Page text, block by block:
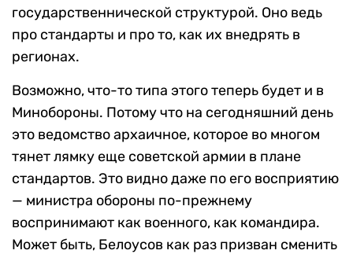
государственнической структурой. Оно ведь
про стандарты и про то, как их внедрять в
регионах.
Возможно, что-то типа этого теперь будет и в
Минобороны. Потому что на сегодняшний день
это ведомство архаичное, которое во многом
тянет лямку еще советской армии в плане
стандартов. Это видно даже по его восприятию
— министра обороны по-прежнему
воспринимают как военного, как командира.
Может быть, Белоусов как раз призван сменить